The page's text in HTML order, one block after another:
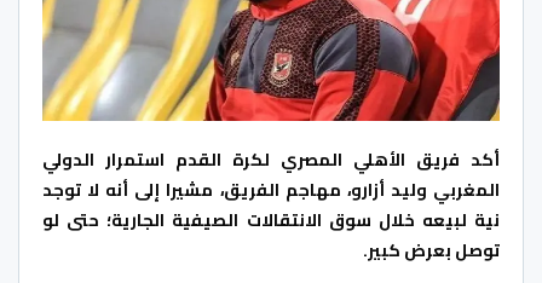
أكد فريق الأهلي المصري لكرة القدم استمرار الدولي
المغربي وليد أزارو، مهاجم الفريق، مشيرا إلى أنه لا توجد
نية لبيعه خلال سوق الانتقالات الصيفية الجارية؛ حتى لو
توصل بعرض كبير.